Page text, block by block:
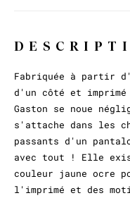
Fabriquée à partir
d'un côté et imprimé
Gaston se noue
s'attache dans les
passants d'un
avec tout ! Elle
couleur jaune ocre
l'imprimé et des